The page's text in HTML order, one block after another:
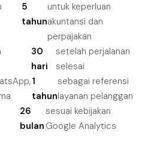
5
tahun
untuk keperluan
akuntansi dan
perpajakan
30
hari
setelah perjalanan
selesai
1
tahun
sebagai referensi
layanan pelanggan
26
bulan
sesuai kebijakan
Google Analytics